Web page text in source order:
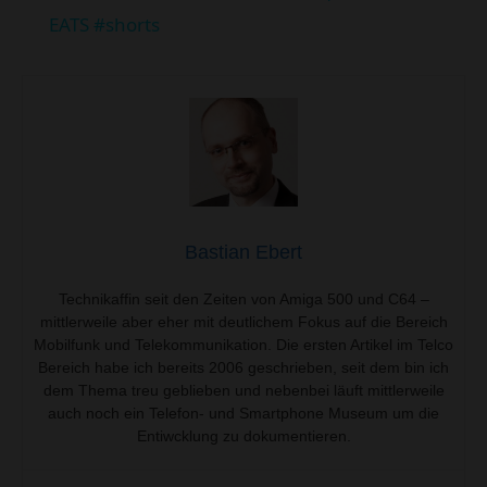
EATS #shorts
Bastian Ebert
Technikaffin seit den Zeiten von Amiga 500 und C64 –
mittlerweile aber eher mit deutlichem Fokus auf die Bereich
Mobilfunk und Telekommunikation. Die ersten Artikel im Telco
Bereich habe ich bereits 2006 geschrieben, seit dem bin ich
dem Thema treu geblieben und nebenbei läuft mittlerweile
auch noch ein Telefon- und Smartphone Museum um die
Entiwcklung zu dokumentieren.